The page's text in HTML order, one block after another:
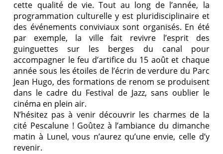
cette qualité de vie. Tout au long de l’année, la
programmation culturelle y est pluridisciplinaire et
des événements conviviaux sont organisés. En été
par exemple, la ville fait revivre l’esprit des
guinguettes sur les berges du canal pour
accompagner le feu d’artifice du 15 août et chaque
année sous les étoiles de l’écrin de verdure du Parc
Jean Hugo, des formations de renom se produisent
dans le cadre du Festival de Jazz, sans oublier le
cinéma en plein air.
N’hésitez pas à venir découvrir les charmes de la
cité Pescalune ! Goûtez à l’ambiance du dimanche
matin à Lunel, vous n’aurez qu’une envie, celle d’y
revenir.